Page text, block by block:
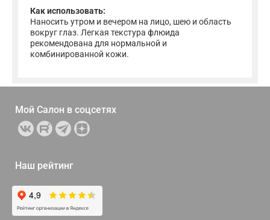
Как использовать:
Наносить утром и вечером на лицо, шею и область
вокруг глаз. Легкая текстура флюида
рекомендована для нормальной и
комбинированной кожи.
Мой Салон в соцсетях
Наш рейтинг